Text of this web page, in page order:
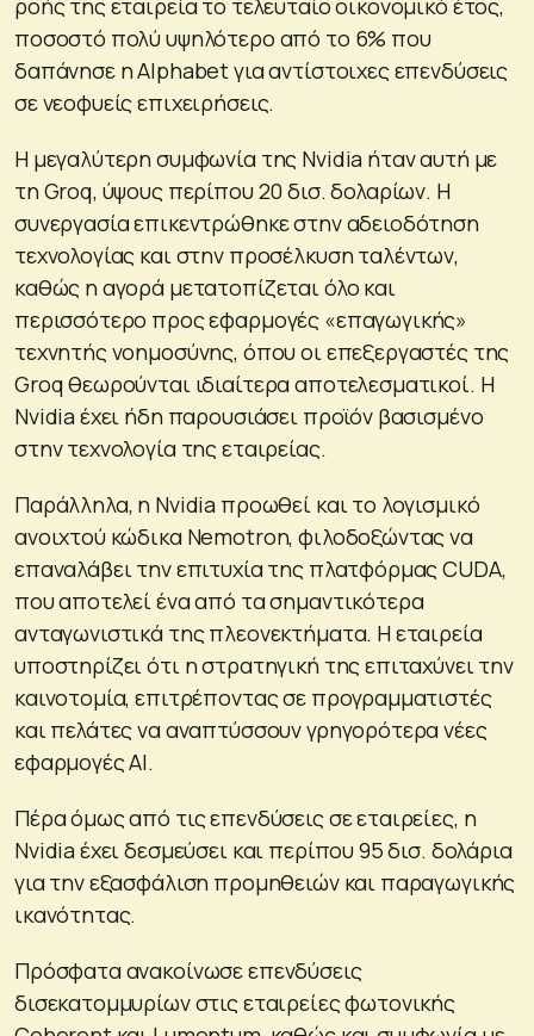
ροής της εταιρεία το τελευταίο οικονομικό έτος,
ποσοστό πολύ υψηλότερο από το 6% που
δαπάνησε η Alphabet για αντίστοιχες επενδύσεις
σε νεοφυείς επιχειρήσεις.
Η μεγαλύτερη συμφωνία της Nvidia ήταν αυτή με
τη Groq, ύψους περίπου 20 δισ. δολαρίων. Η
συνεργασία επικεντρώθηκε στην αδειοδότηση
τεχνολογίας και στην προσέλκυση ταλέντων,
καθώς η αγορά μετατοπίζεται όλο και
περισσότερο προς εφαρμογές «επαγωγικής»
τεχνητής νοημοσύνης, όπου οι επεξεργαστές της
Groq θεωρούνται ιδιαίτερα αποτελεσματικοί. Η
Nvidia έχει ήδη παρουσιάσει προϊόν βασισμένο
στην τεχνολογία της εταιρείας.
Παράλληλα, η Nvidia προωθεί και το λογισμικό
ανοιχτού κώδικα Nemotron, φιλοδοξώντας να
επαναλάβει την επιτυχία της πλατφόρμας CUDA,
που αποτελεί ένα από τα σημαντικότερα
ανταγωνιστικά της πλεονεκτήματα. Η εταιρεία
υποστηρίζει ότι η στρατηγική της επιταχύνει την
καινοτομία, επιτρέποντας σε προγραμματιστές
και πελάτες να αναπτύσσουν γρηγορότερα νέες
εφαρμογές AI.
Πέρα όμως από τις επενδύσεις σε εταιρείες, η
Nvidia έχει δεσμεύσει και περίπου 95 δισ. δολάρια
για την εξασφάλιση προμηθειών και παραγωγικής
ικανότητας.
Πρόσφατα ανακοίνωσε επενδύσεις
δισεκατομμυρίων στις εταιρείες φωτονικής